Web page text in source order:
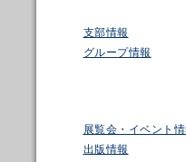
支部情報
グループ情報
展覧会・イベント情
出版情報